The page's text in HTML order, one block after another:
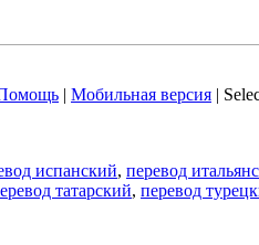
| Мобильная версия |
испанский, перевод
татарский, перевод